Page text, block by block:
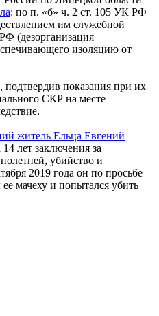
: по п. «б» ч. 2 ст. 105 УК РФ
им служебной
(дезорганизация
изоляцию от
показания при их
СКР на месте
житель Ельца Евгений
лет заключения за
убийство и
2019 года он по просьбе
мачеху и попытался убить